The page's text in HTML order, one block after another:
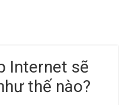
Internet sẽ
thế nào?